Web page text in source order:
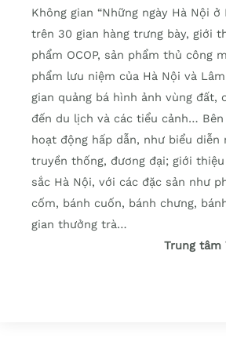
Không gian “Những ngày Hà Nội ở
trên 30 gian hàng trưng bày, giới
phẩm OCOP, sản phẩm thủ công
phẩm lưu niệm của Hà Nội và
gian quảng bá hình ảnh vùng đất,
đến du lịch và các tiểu cảnh…
hoạt động hấp dẫn, như biểu diễn
truyền thống, đương đại; giới
sắc Hà Nội, với các đặc sản như
cốm, bánh cuốn, bánh chưng,
gian thưởng trà…
Trung tâm